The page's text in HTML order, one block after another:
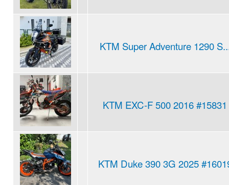
KTM Super Adventure 1290
KTM EXC-F 500 2016 #15831
KTM Duke 390 3G 2025